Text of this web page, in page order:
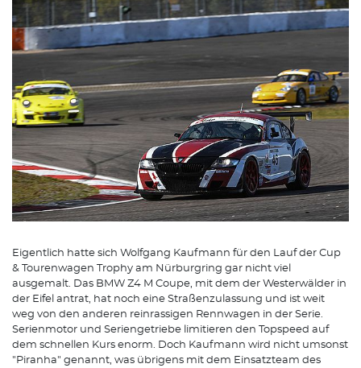
Eigentlich hatte sich Wolfgang Kaufmann für den Lauf der Cup
& Tourenwagen Trophy am Nürburgring gar nicht viel
ausgemalt. Das BMW Z4 M Coupe, mit dem der Westerwälder in
der Eifel antrat, hat noch eine Straßenzulassung und ist weit
weg von den anderen reinrassigen Rennwagen in der Serie.
Serienmotor und Seriengetriebe limitieren den Topspeed auf
dem schnellen Kurs enorm. Doch Kaufmann wird nicht umsonst
"Piranha" genannt, was übrigens mit dem Einsatzteam des